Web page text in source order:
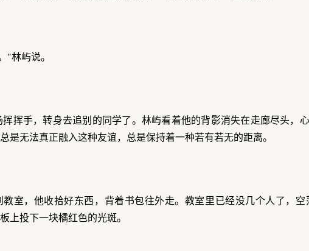
"林屿说。
挥挥手，转身去追别的同学了。林屿看着他的背影消失在走廊尽头，
是无法真正融入这种友谊，总是保持着一种若有若无的距离。
教室，他收拾好东西，背着书包往外走。教室里已经没几个人了，
上投下一块橘红色的光斑。